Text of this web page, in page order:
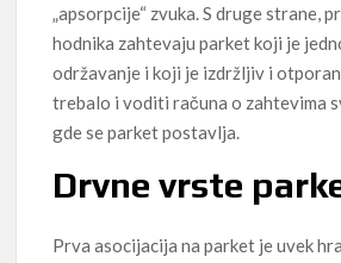
„apsorpcije“ zvuka. S druge strane,
hodnika zahtevaju parket koji je
održavanje i koji je izdržljiv i
trebalo i voditi računa o zahtevima
gde se parket postavlja.
Drvne vrste
Prva asocijacija na parket je uvek